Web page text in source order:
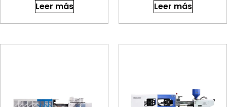
Leer más
Leer más